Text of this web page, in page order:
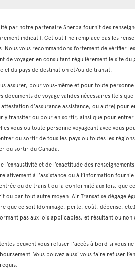
par notre partenaire Sherpa fournit des
indicatif. Cet outil ne remplace pas les
Nous vous recommandons fortement de vérifier
de voyager en consultant régulièrement le site du
du pays de destination et/ou de transit.
assurer, pour vous-même et pour toute personne
documents de voyage valides nécessaires (tels
d’assurance assistance, ou autre) pour
y transiter ou pour en sortir, ainsi que pour
vous ou toute personne voyageant avec vous
ou sortir de tous les pays ou toutes les
ou sortir du Canada.
l’exhaustivité et de l’exactitude des
à l’assistance ou à l’information
ou de transit ou la conformité aux lois, que
ou par tout autre moyen. Air Transat se dégage
que ce soit (dommage, perte, coût, dépense,
pas aux lois applicables, et résultant ou
peuvent vous refuser l’accès à bord si vous
Vous pouvez aussi vous faire refuser